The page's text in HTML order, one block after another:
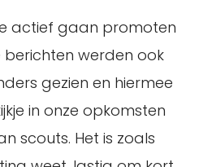
actief gaan promoten
berichten werden ook
gezien en hiermee
in onze opkomsten
scouts. Het is zoals